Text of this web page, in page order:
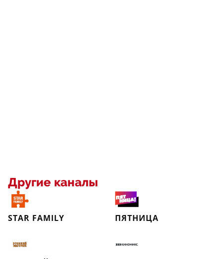
Другие каналы
STAR FAMILY ПЯТНИЦА